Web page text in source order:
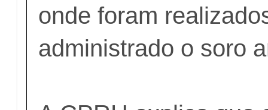
onde foram
administrado o soro